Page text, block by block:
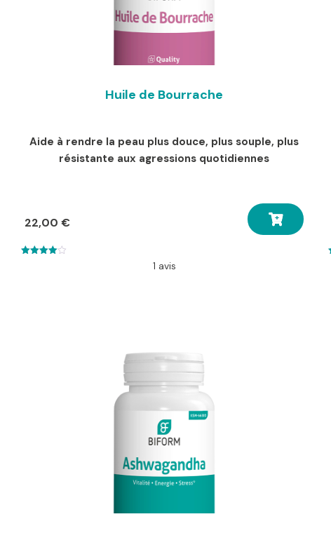
Huile de Bourrache
Aide à rendre la peau plus douce, plus souple, plus
résistante aux agressions quotidiennes
22,00 €
1 avis